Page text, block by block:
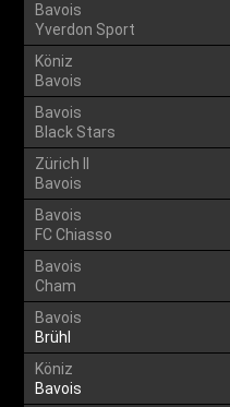
Bavois
Yverdon Sport
Köniz
Bavois
Bavois
Black Stars
Zürich II
Bavois
Bavois
FC Chiasso
Bavois
Cham
Bavois
Brühl
Köniz
Bavois